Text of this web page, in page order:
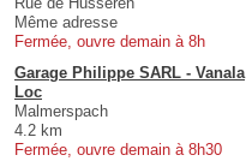
Même adresse
Fermée, ouvre demain à 8h
Garage Philippe SARL - Vanala
Loc
Malmerspach
4.2 km
Fermée, ouvre demain à 8h30